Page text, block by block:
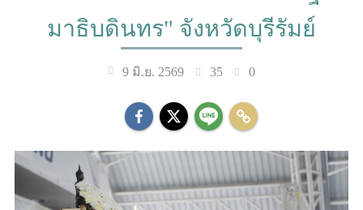
มาธิบดินทร" จังหวัดบุรีรัมย์
9 มิ.ย. 2569 35 0